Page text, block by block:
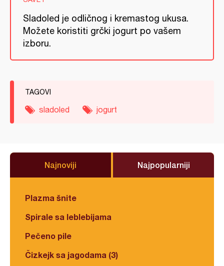
Sladoled je odličnog i kremastog ukusa.
Možete koristiti grčki jogurt po vašem
izboru.
TAGOVI
sladoled jogurt
Najnoviji Najpopularniji
Plazma šnite
Spirale sa leblebijama
Pečeno pile
Čizkejk sa jagodama (3)